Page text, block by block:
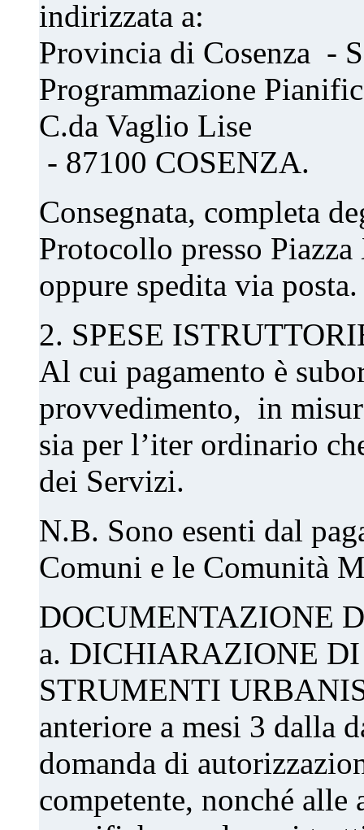
indirizzata a:
Provincia di Cosenza -
Programmazione
C.da Vaglio Lise
- 87100 COSENZA.
Consegnata, completa
Protocollo presso
oppure spedita via posta.
2. SPESE
Al cui pagamento è
provvedimento, in
sia per l’iter ordinario
dei Servizi.
N.B. Sono esenti dal
Comuni e le Comunità
DOCUMENTAZIONE
a. DICHIARAZIONE
STRUMENTI
anteriore a mesi 3 dalla
domanda di
competente, nonché